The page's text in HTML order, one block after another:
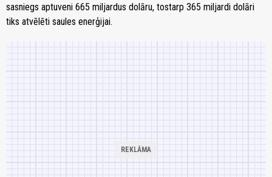
sasniegs aptuveni 665 miljardus dolāru, tostarp 365 miljardi dolāri
tiks atvēlēti saules enerģijai.